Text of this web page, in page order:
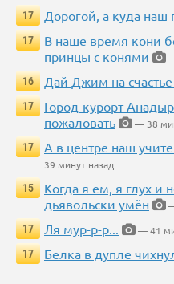
17
Дорогой, а куда наш
17
В наше время кони
принцы с конями
16
Дай Джим на
17
Город-курорт
пожаловать
— 38
17
А в центре наш
39 минут назад
15
Когда я ем, я глух и
дьявольски умён
17
Ля мур-р-р...
— 41
17
Белка в дупле